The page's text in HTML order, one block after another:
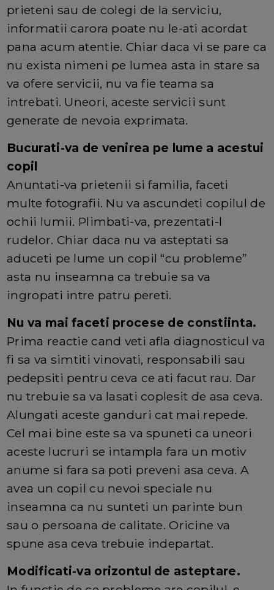
prieteni sau de colegi de la serviciu,
informatii carora poate nu le-ati acordat
pana acum atentie. Chiar daca vi se pare ca
nu exista nimeni pe lumea asta in stare sa
va ofere servicii, nu va fie teama sa
intrebati. Uneori, aceste servicii sunt
generate de nevoia exprimata.
Bucurati-va de venirea pe lume a acestui
copil
Anuntati-va prietenii si familia, faceti
multe fotografii. Nu va ascundeti copilul de
ochii lumii. Plimbati-va, prezentati-l
rudelor. Chiar daca nu va asteptati sa
aduceti pe lume un copil “cu probleme”
asta nu inseamna ca trebuie sa va
ingropati intre patru pereti.
Nu va mai faceti procese de constiinta.
Prima reactie cand veti afla diagnosticul va
fi sa va simtiti vinovati, responsabili sau
pedepsiti pentru ceva ce ati facut rau. Dar
nu trebuie sa va lasati coplesit de asa ceva.
Alungati aceste ganduri cat mai repede.
Cel mai bine este sa va spuneti ca uneori
aceste lucruri se intampla fara un motiv
anume si fara sa poti preveni asa ceva. A
avea un copil cu nevoi speciale nu
inseamna ca nu sunteti un parinte bun
sau o persoana de calitate. Oricine va
spune asa ceva trebuie indepartat.
Modificati-va orizontul de asteptare.